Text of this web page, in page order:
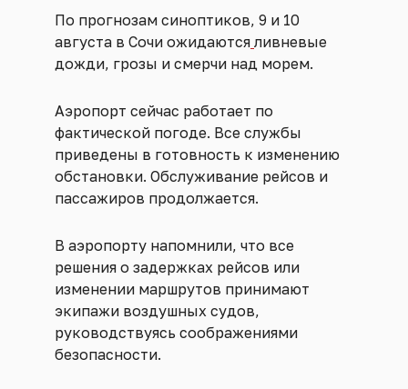
По прогнозам синоптиков, 9 и 10
августа в Сочи ожидаются ливневые
дожди, грозы и смерчи над морем.
Аэропорт сейчас работает по
фактической погоде. Все службы
приведены в готовность к изменению
обстановки. Обслуживание рейсов и
пассажиров продолжается.
В аэропорту напомнили, что все
решения о задержках рейсов или
изменении маршрутов принимают
экипажи воздушных судов,
руководствуясь соображениями
безопасности.